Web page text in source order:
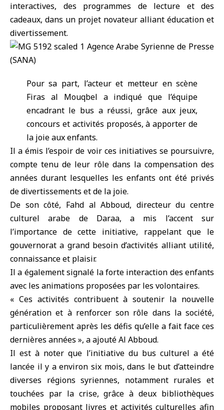
interactives, des programmes de lecture et des
cadeaux, dans un projet novateur alliant éducation et
divertissement.
Pour sa part, l’acteur et metteur en scène
Firas al Mouqbel a indiqué que l’équipe
encadrant le bus a réussi, grâce aux jeux,
concours et activités proposés, à apporter de
la joie aux enfants.
Il a émis l’espoir de voir ces initiatives se poursuivre,
compte tenu de leur rôle dans la compensation des
années durant lesquelles les enfants ont été privés
de divertissements et de la joie.
De son côté, Fahd al Abboud, directeur du centre
culturel arabe de Daraa, a mis l’accent sur
l’importance de cette initiative, rappelant que le
gouvernorat a grand besoin d’activités alliant utilité,
connaissance et plaisir.
Il a également signalé la forte interaction des enfants
avec les animations proposées par les volontaires.
« Ces activités contribuent à soutenir la nouvelle
génération et à renforcer son rôle dans la société,
particulièrement après les défis qu’elle a fait face ces
dernières années », a ajouté Al Abboud.
Il est à noter que l’initiative du bus culturel a été
lancée il y a environ six mois, dans le but d’atteindre
diverses régions syriennes, notamment rurales et
touchées par la crise, grâce à deux bibliothèques
mobiles proposant livres et activités culturelles afin